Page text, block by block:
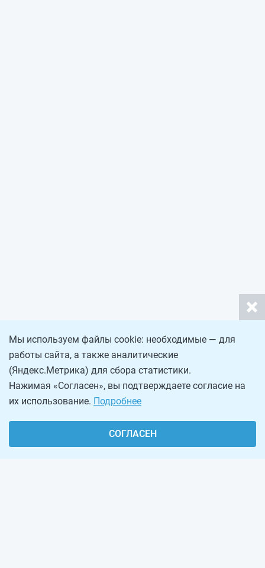
Мы используем файлы cookie: необходимые — для
работы сайта, а также аналитические
(Яндекс.Метрика) для сбора статистики.
Нажимая «Согласен», вы подтверждаете согласие на
их использование. Подробнее
СОГЛАСЕН